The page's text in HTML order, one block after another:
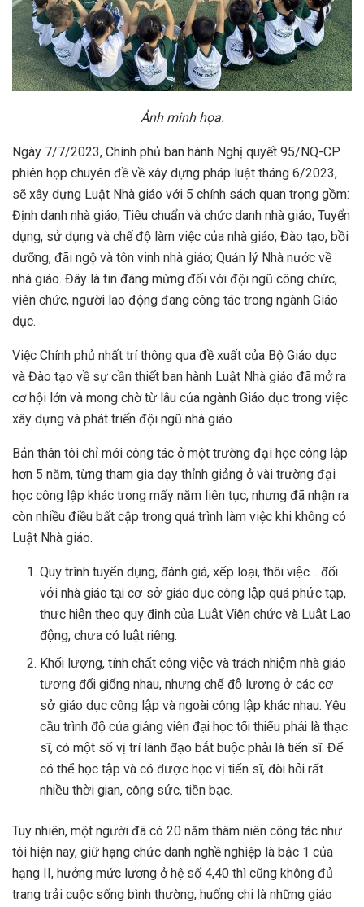
Ảnh minh họa.
Ngày 7/7/2023, Chính phủ ban hành Nghị quyết 95/NQ-CP
phiên họp chuyên đề về xây dựng pháp luật tháng 6/2023,
sẽ xây dựng Luật Nhà giáo với 5 chính sách quan trọng gồm:
Định danh nhà giáo; Tiêu chuẩn và chức danh nhà giáo; Tuyển
dụng, sử dụng và chế độ làm việc của nhà giáo; Đào tạo, bồi
dưỡng, đãi ngộ và tôn vinh nhà giáo; Quản lý Nhà nước về
nhà giáo. Đây là tin đáng mừng đối với đội ngũ công chức,
viên chức, người lao động đang công tác trong ngành Giáo
dục.
Việc Chính phủ nhất trí thông qua đề xuất của Bộ Giáo dục
và Đào tạo về sự cần thiết ban hành Luật Nhà giáo đã mở ra
cơ hội lớn và mong chờ từ lâu của ngành Giáo dục trong việc
xây dựng và phát triển đội ngũ nhà giáo.
Bản thân tôi chỉ mới công tác ở một trường đại học công lập
hơn 5 năm, từng tham gia dạy thỉnh giảng ở vài trường đại
học công lập khác trong mấy năm liên tục, nhưng đã nhận ra
còn nhiều điều bất cập trong quá trình làm việc khi không có
Luật Nhà giáo.
Quy trình tuyển dụng, đánh giá, xếp loại, thôi việc… đối
với nhà giáo tại cơ sở giáo dục công lập quá phức tạp,
thực hiện theo quy định của Luật Viên chức và Luật Lao
động, chưa có luật riêng.
Khối lượng, tính chất công việc và trách nhiệm nhà giáo
tương đối giống nhau, nhưng chế độ lương ở các cơ
sở giáo dục công lập và ngoài công lập khác nhau. Yêu
cầu trình độ của giảng viên đại học tối thiểu phải là thạc
sĩ, có một số vị trí lãnh đạo bắt buộc phải là tiến sĩ. Để
có thể học tập và có được học vị tiến sĩ, đòi hỏi rất
nhiều thời gian, công sức, tiền bạc.
Tuy nhiên, một người đã có 20 năm thâm niên công tác như
tôi hiện nay, giữ hạng chức danh nghề nghiệp là bậc 1 của
hạng II, hưởng mức lương ở hệ số 4,40 thì cũng không đủ
trang trải cuộc sống bình thường, huống chi là những giáo